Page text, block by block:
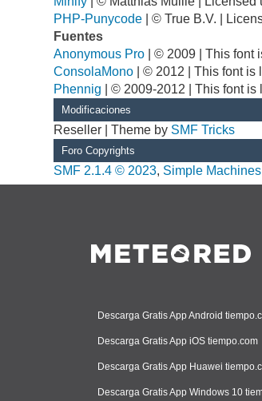
PHP-Punycode | © True B.V. |
Fuentes
Anonymous Pro | © 2009 | This font
ConsolaMono | © 2012 | This font is
Phennig | © 2009-2012 | This font
Modificaciones
Reseller | Theme by SMF Tricks
Foro Copyrights
SMF 2.1.4 © 2023, Simple Machines
Descarga Gratis App Android
Descarga Gratis App iOS tiempo.com
Descarga Gratis App Huawei
Descarga Gratis App Windows 10